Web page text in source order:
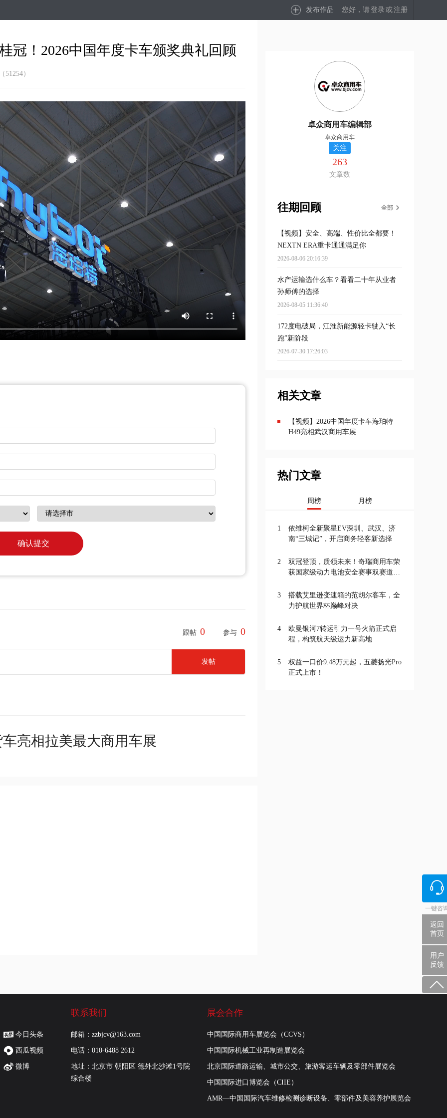
要
发布作品 您好，请登录 或注册
冠！2026中国年度卡车颁奖典礼回顾
51254）
确认提交
跟帖 0 参与 0
发帖
亮相拉美最大商用车展
卓众商用车编辑部
卓众商用车
关注
263
文章数
往期回顾 全部
【视频】安全、高端、性价比全都要！
NEXTN ERA重卡通通满足你
2026-08-06 20:16:39
水产运输选什么车？看看二十年从业者
孙师傅的选择
2026-08-05 11:36:40
172度电破局，江淮新能源轻卡驶入“长
跑”新阶段
2026-07-30 17:26:03
相关文章
【视频】2026中国年度卡车海珀特
H49亮相武汉商用车展
热门文章
周榜 月榜
1
依维柯全新聚星EV深圳、武汉、济
南“三城记”，开启商务轻客新选择
2
双冠登顶，质领未来！奇瑞商用车荣
获国家级动力电池安全赛事双赛道一
3
搭载艾里逊变速箱的范胡尔客车，全
力护航世界杯巅峰对决
4
欧曼银河7转运引力一号火箭正式启
程，构筑航天级运力新高地
5
权益一口价9.48万元起，五菱扬光Pro
正式上市！
一键咨
返回
首页
用户
反馈
今日头条
西瓜视频
微博
联系我们
邮箱：zzbjcv@163.com
电话：010-6488 2612
地址：北京市 朝阳区 德外北沙滩1号院
综合楼
展会合作
中国国际商用车展览会（CCVS）
中国国际机械工业再制造展览会
北京国际道路运输、城市公交、旅游客运车辆及零部件展览会
中国国际进口博览会（CIIE）
AMR—中国国际汽车维修检测诊断设备、零部件及美容养护展览会